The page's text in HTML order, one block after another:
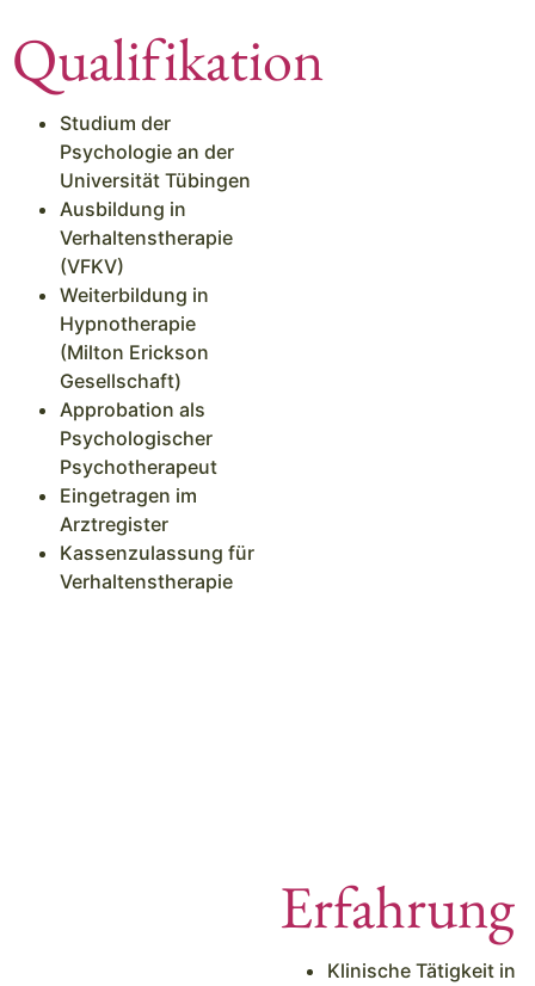
Qualifikation
Studium der
Psychologie an der
Universität Tübingen
Ausbildung in
Verhaltenstherapie
(VFKV)
Weiterbildung in
Hypnotherapie
(Milton Erickson
Gesellschaft)
Approbation als
Psychologischer
Psychotherapeut
Eingetragen im
Arztregister
Kassenzulassung für
Verhaltenstherapie
Erfahrung
Klinische Tätigkeit in